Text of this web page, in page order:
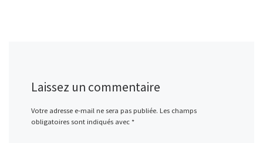
Laissez un commentaire
Votre adresse e-mail ne sera pas publiée. Les champs
obligatoires sont indiqués avec *